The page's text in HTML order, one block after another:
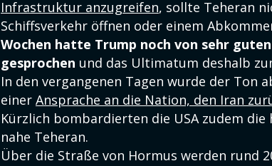
Infrastruktur anzugreifen, sollte Teheran
Schiffsverkehr öffnen oder einem
Wochen hatte Trump noch von sehr
gesprochen und das Ultimatum deshalb
In den vergangenen Tagen wurde der Ton
einer Ansprache an die Nation, den Iran
Kürzlich bombardierten die USA zudem die
nahe Teheran.
Über die Straße von Hormus werden rund